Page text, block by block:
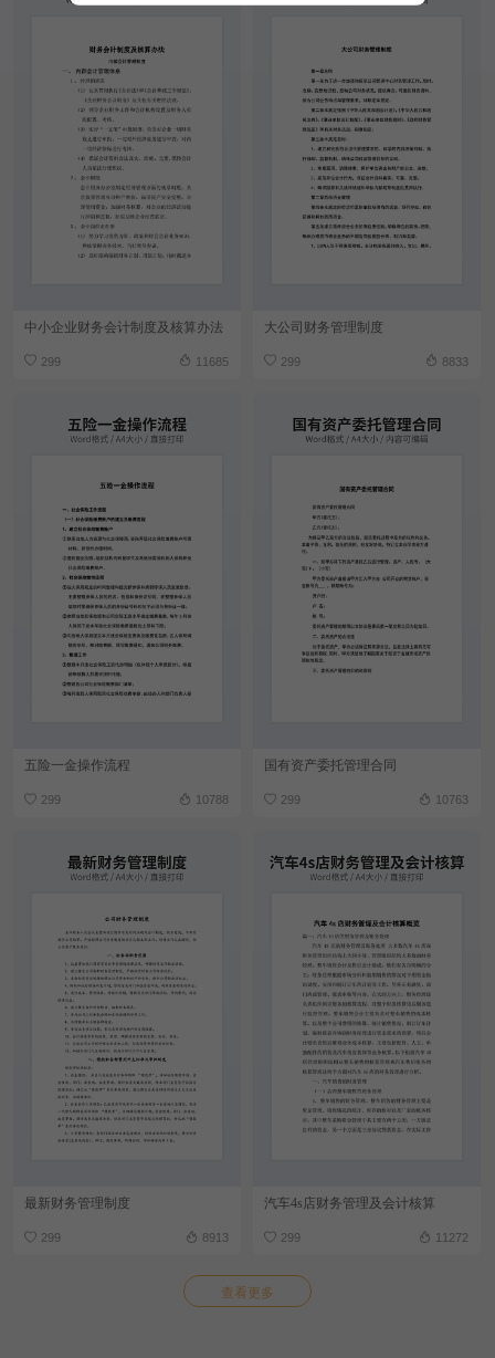
中小企业财务会计制度及核算办法
299 11685
大公司财务管理制度
299 8833
五险一金操作流程
299 10788
国有资产委托管理合同
299 10763
最新财务管理制度
299 8913
汽车4s店财务管理及会计核算
299 11272
查看更多